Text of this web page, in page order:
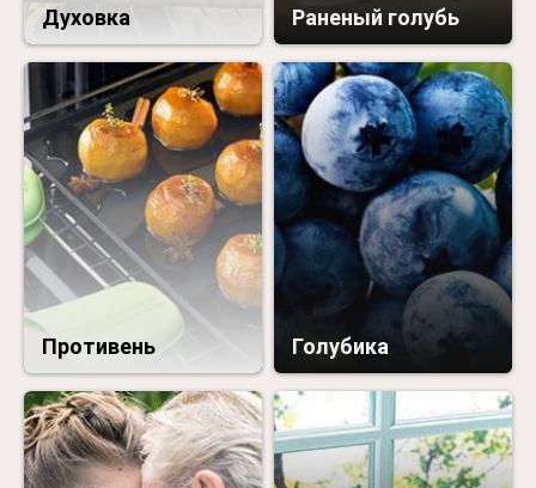
Духовка Раненый голубь
Противень Голубика